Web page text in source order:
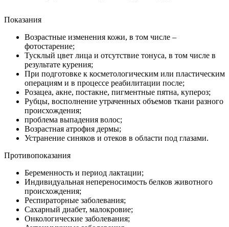
Показания
Возрастные изменения кожи, в том числе –
фотостарение;
Тусклый цвет лица и отсутствие тонуса, в том числе в
результате курения;
При подготовке к косметологическим или пластическим
операциям и в процессе реабилитации после;
Розацеа, акне, постакне, пигментные пятна, купероз;
Рубцы, восполнение утраченных объемов ткани разного
происхождения;
проблема выпадения волос;
Возрастная атрофия дермы;
Устранение синяков и отеков в области под глазами.
Противопоказания
Беременность и период лактации;
Индивидуальная непереносимость белков животного
происхождения;
Респираторные заболевания;
Сахарный диабет, малокровие;
Онкологические заболевания;